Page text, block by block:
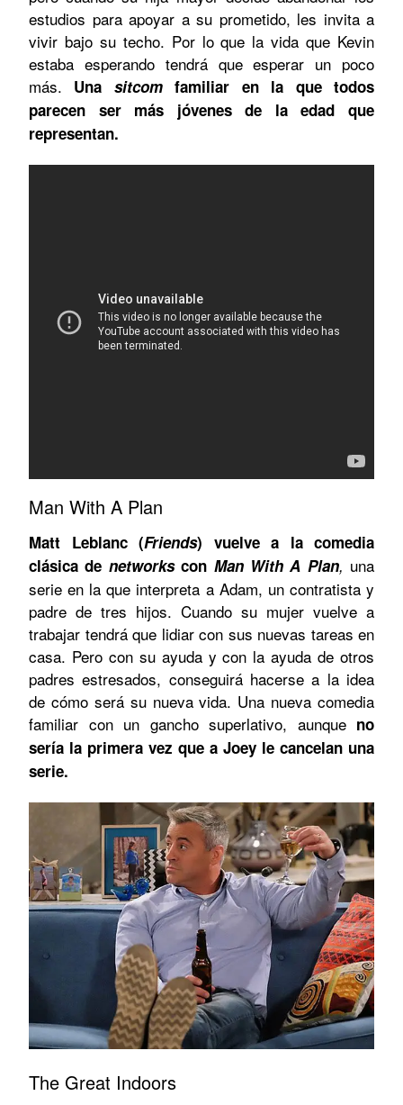
estudios para apoyar a su prometido, les invita a
vivir bajo su techo. Por lo que la vida que Kevin
estaba esperando tendrá que esperar un poco
más. Una sitcomfamiliar en la que todos
parecen ser más jóvenes de la edad que
representan.
Man With A Plan
Matt Leblanc (Friends) vuelve a la comedia
clásica de networkscon Man With A Plan, una
serie en la que interpreta a Adam, un contratista y
padre de tres hijos. Cuando su mujer vuelve a
trabajar tendrá que lidiar con sus nuevas tareas en
casa. Pero con su ayuda y con la ayuda de otros
padres estresados, conseguirá hacerse a la idea
de cómo será su nueva vida. Una nueva comedia
familiar con un gancho superlativo, aunque no
sería la primera vez que a Joey le cancelan una
serie.
The Great Indoors